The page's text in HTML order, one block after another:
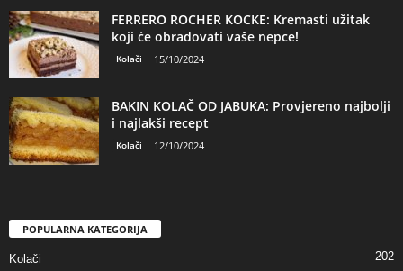
FERRERO ROCHER KOCKE: Kremasti užitak
koji će obradovati vaše nepce!
Kolači 15/10/2024
BAKIN KOLAČ OD JABUKA: Provjereno najbolji
i najlakši recept
Kolači 12/10/2024
POPULARNA KATEGORIJA
Kolači 202